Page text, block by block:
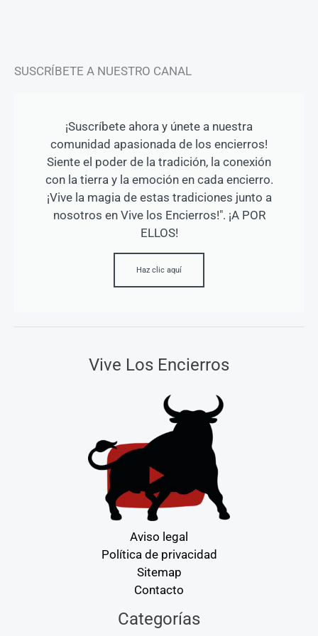
SUSCRÍBETE A NUESTRO CANAL
¡Suscríbete ahora y únete a nuestra
comunidad apasionada de los encierros!
Siente el poder de la tradición, la conexión
con la tierra y la emoción en cada encierro.
¡Vive la magia de estas tradiciones junto a
nosotros en Vive los Encierros!". ¡A POR
ELLOS!
Haz clic aquí
Vive Los Encierros
Aviso legal
Política de privacidad
Sitemap
Contacto
Categorías